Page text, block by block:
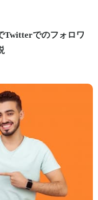
Twitterでのフォロワ